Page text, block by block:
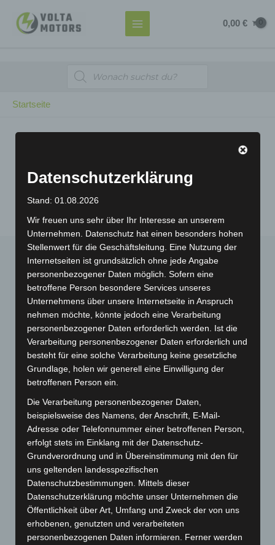
Inhalt
MAIN
MENU
0,00€
search
Startseite
Webseite
Cashback-Aktion
Händler werden
Home
Gemeinsam spenden
Jobs
Kontakt
Reklamation einreichen
Über uns
Produktpalette
Elektro-Chopper
Datenschutzerklärung
Stand: 01.08.2026
Wir freuen uns sehr über Ihr Interesse an unserem
Unternehmen. Datenschutz hat einen besonders hohen
Stellenwert für die Geschäftsleitung. Eine Nutzung der
Internetseiten ist grundsätzlich ohne jede Angabe
personenbezogener Daten möglich. Sofern eine
betroffene Person besondere Services unseres
Unternehmens über unsere Internetseite in Anspruch
nehmen möchte, könnte jedoch eine Verarbeitung
personenbezogener Daten erforderlich werden. Ist die
Verarbeitung personenbezogener Daten erforderlich und
besteht für eine solche Verarbeitung keine gesetzliche
Grundlage, holen wir generell eine Einwilligung der
betroffenen Person ein.
Die Verarbeitung personenbezogener Daten,
beispielsweise des Namens, der Anschrift, E-Mail-
Adresse oder Telefonnummer einer betroffenen Person,
erfolgt stets im Einklang mit der Datenschutz-
Grundverordnung und in Übereinstimmung mit den für
uns geltenden landesspezifischen
Datenschutzbestimmungen. Mittels dieser
Datenschutzerklärung möchte unser Unternehmen die
Öffentlichkeit über Art, Umfang und Zweck der von uns
erhobenen, genutzten und verarbeiteten
personenbezogenen Daten informieren. Ferner werden